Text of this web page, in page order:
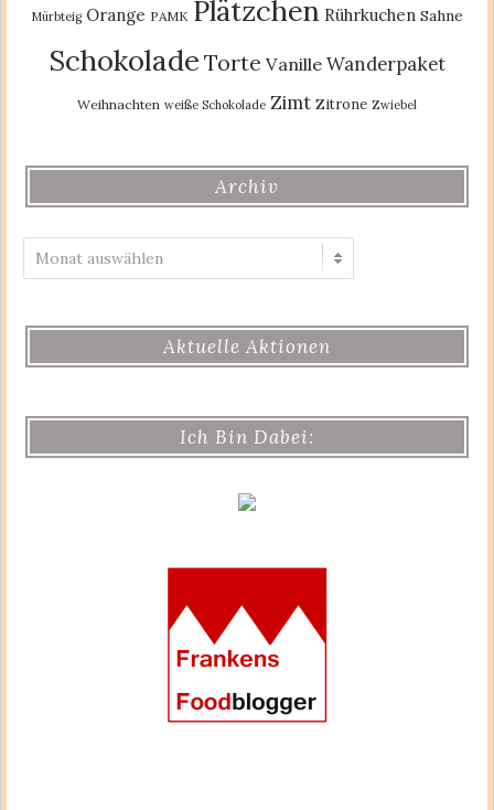
Mürbteig Orange PAMK Plätzchen Rührkuchen Sahne
Schokolade Torte Vanille Wanderpaket
Weihnachten weiße Schokolade Zimt Zitrone Zwiebel
Archiv
Aktuelle Aktionen
Ich Bin Dabei: